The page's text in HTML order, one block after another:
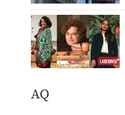
AQ